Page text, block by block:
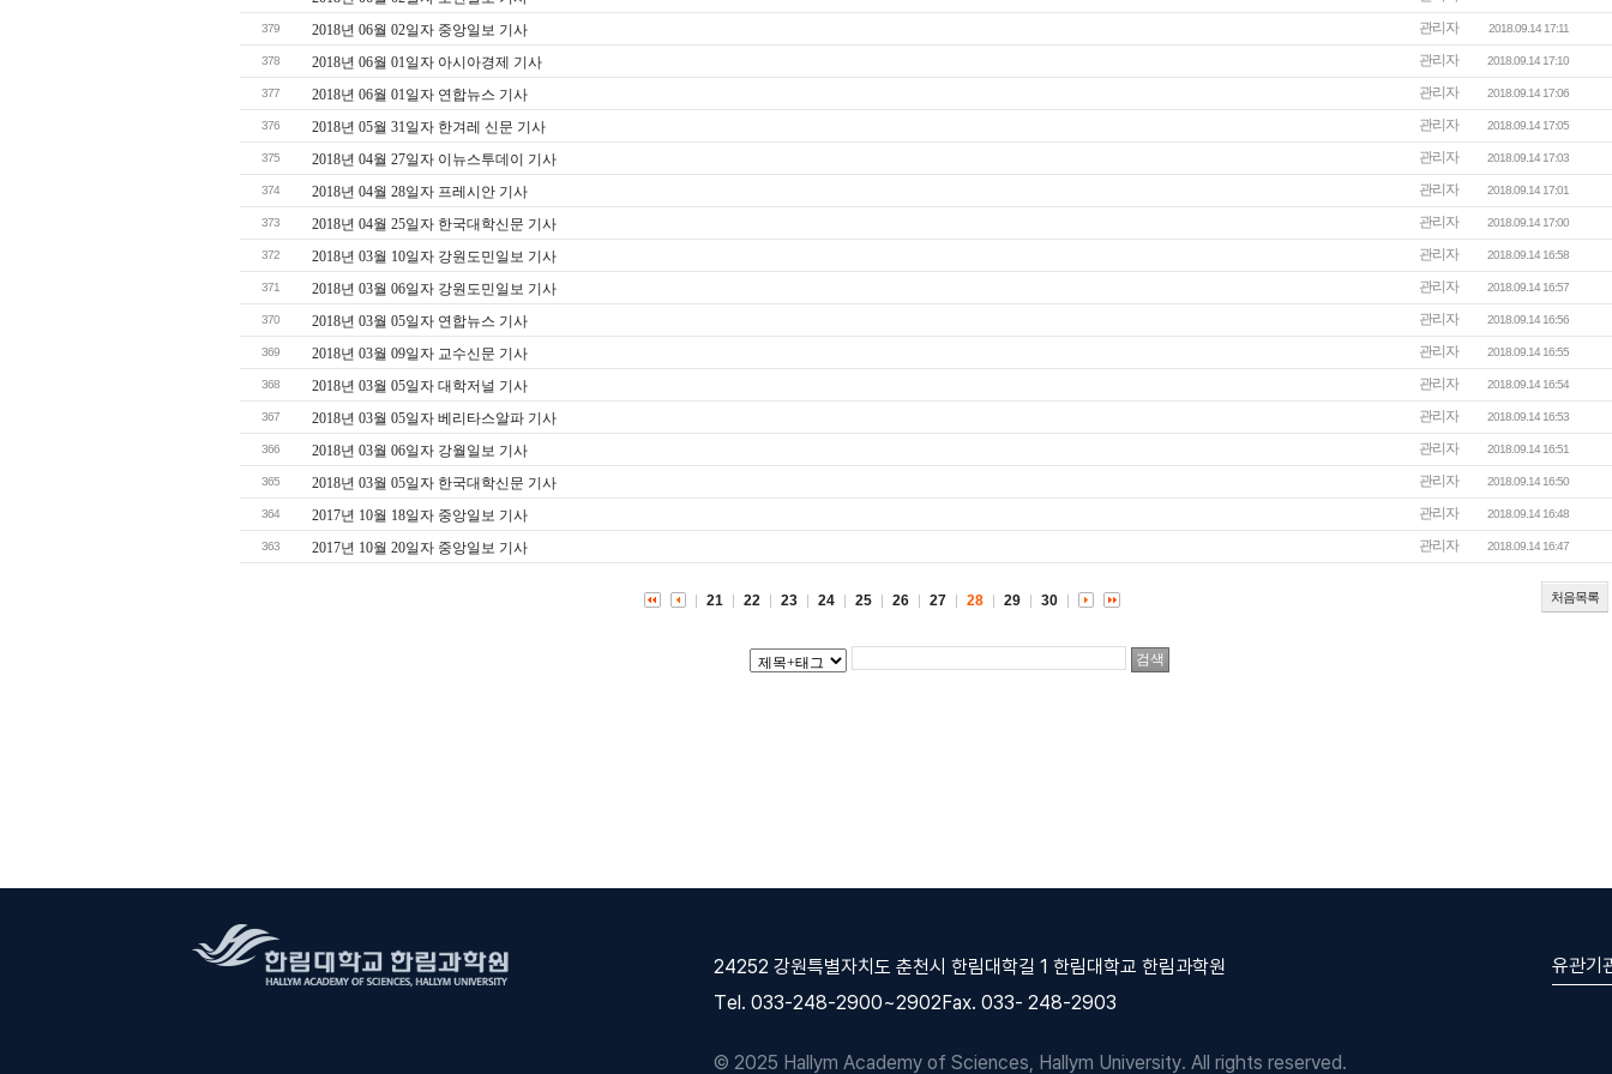
379 2018년 06월 02일자 중앙일보 기사 관리자 2018.09.14 17:11
378 2018년 06월 01일자 아시아경제 기사 관리자 2018.09.14 17:10
377 2018년 06월 01일자 연합뉴스 기사 관리자 2018.09.14 17:06
376 2018년 05월 31일자 한겨레 신문 기사 관리자 2018.09.14 17:05
375 2018년 04월 27일자 이뉴스투데이 기사 관리자 2018.09.14 17:03
374 2018년 04월 28일자 프레시안 기사 관리자 2018.09.14 17:01
373 2018년 04월 25일자 한국대학신문 기사 관리자 2018.09.14 17:00
372 2018년 03월 10일자 강원도민일보 기사 관리자 2018.09.14 16:58
371 2018년 03월 06일자 강원도민일보 기사 관리자 2018.09.14 16:57
370 2018년 03월 05일자 연합뉴스 기사 관리자 2018.09.14 16:56
369 2018년 03월 09일자 교수신문 기사 관리자 2018.09.14 16:55
368 2018년 03월 05일자 대학저널 기사 관리자 2018.09.14 16:54
367 2018년 03월 05일자 베리타스알파 기사 관리자 2018.09.14 16:53
366 2018년 03월 06일자 강월일보 기사 관리자 2018.09.14 16:51
365 2018년 03월 05일자 한국대학신문 기사 관리자 2018.09.14 16:50
364 2017년 10월 18일자 중앙일보 기사 관리자 2018.09.14 16:48
363 2017년 10월 20일자 중앙일보 기사 관리자 2018.09.14 16:47
처음목록
21 22 23 24 25 26 27 28 29 30
24252 강원특별자치도 춘천시 한림대학길 1 한림대학교 한림과학원
Tel. 033-248-2900~2902Fax. 033- 248-2903
© 2025 Hallym Academy of Sciences, Hallym University. All rights reserved.
유관기